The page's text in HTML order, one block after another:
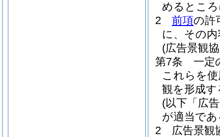
めるとこ
2
前項の許
に、その
(広告景観
第7条
一定
これらを
観を形成
(以下「広
が適当で
2
広告景